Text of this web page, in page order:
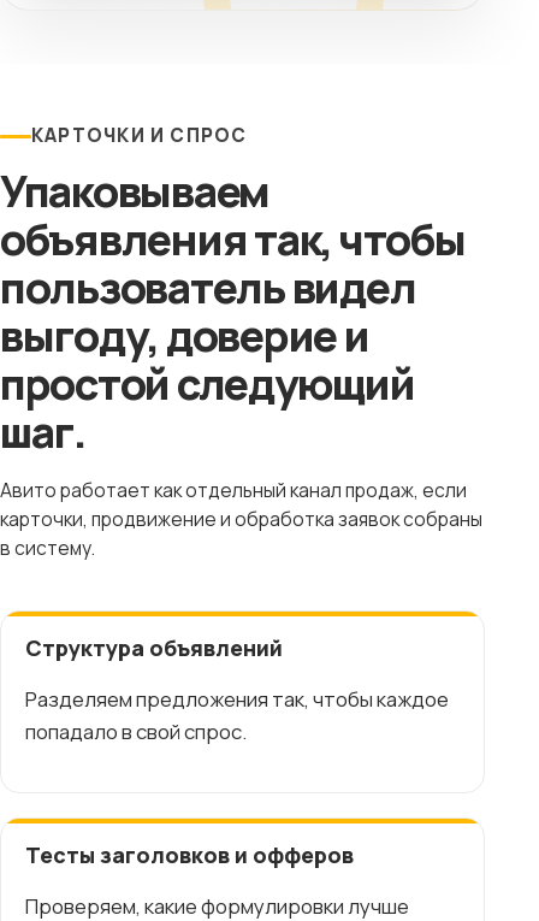
КАРТОЧКИ И СПРОС
Упаковываем
объявления так, чтобы
пользователь видел
выгоду, доверие и
простой следующий
шаг.
Авито работает как отдельный канал продаж, если
карточки, продвижение и обработка заявок собраны
в систему.
Структура объявлений
Разделяем предложения так, чтобы каждое
попадало в свой спрос.
Тесты заголовков и офферов
Проверяем, какие формулировки лучше